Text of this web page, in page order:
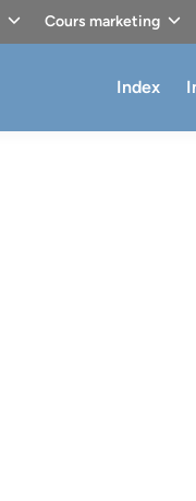
Cours marketing
Index